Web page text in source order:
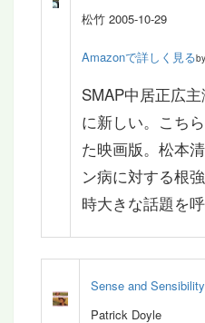
松竹 2005-10-29
Amazonで詳しく見るby
SMAP中居正広
に新しい。こち
た映画版。松本
ン病に対する根
時大きな話題を呼
Sense and Sensibility
Patrick Doyle